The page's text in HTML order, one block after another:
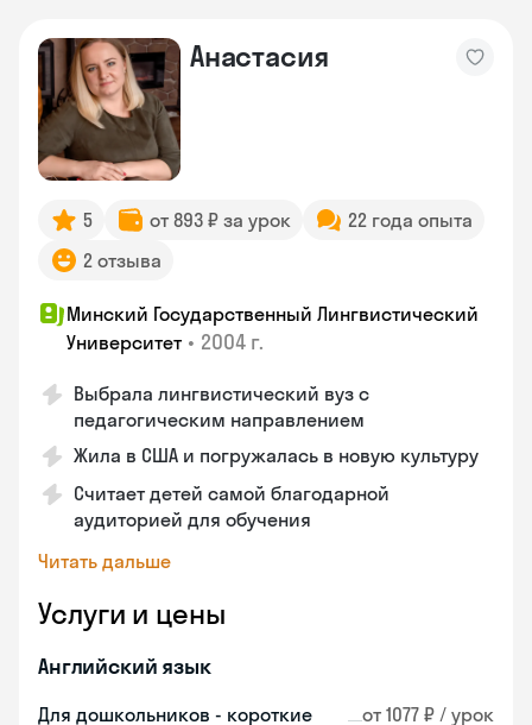
Анастасия
5 от 893 ₽ за урок
22 года опыта
2 отзыва
Минский Государственный Лингвистический
Университет • 2004 г.
Выбрала лингвистический вуз с
педагогическим направлением
Жила в США и погружалась в новую культуру
Считает детей самой благодарной
аудиторией для обучения
Читать дальше
Услуги и цены
Английский язык
Для дошкольников - короткие от 1077 ₽ / урок